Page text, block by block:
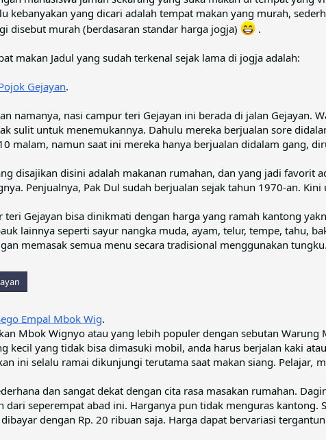
kebanyakan yang dicari adalah tempat makan yang murah,
disebut murah (berdasaran standar harga jogja)
.
makan Jadul yang sudah terkenal sejak lama di jogja adalah:
Gejayan.
namanya, nasi campur teri Gejayan ini berada di jalan Gejayan.
sulit untuk menemukannya. Dahulu mereka berjualan sore
malam, namun saat ini mereka hanya berjualan didalam gang,
disajikan disini adalah makanan rumahan, dan yang jadi favorit
Penjualnya, Pak Dul sudah berjualan sejak tahun 1970-an.
teri Gejayan bisa dinikmati dengan harga yang ramah kantong
lainnya seperti sayur nangka muda, ayam, telur, tempe, tahu,
memasak semua menu secara tradisional menggunakan tungku.
Empal Mbok Wig.
Mbok Wignyo atau yang lebih populer dengan sebutan
kecil yang tidak bisa dimasuki mobil, anda harus berjalan kaki
ini selalu ramai dikunjungi terutama saat makan siang. Pelajar,
dan sangat dekat dengan cita rasa masakan rumahan.
dari seperempat abad ini. Harganya pun tidak menguras kantong.
dengan Rp. 20 ribuan saja. Harga dapat bervariasi